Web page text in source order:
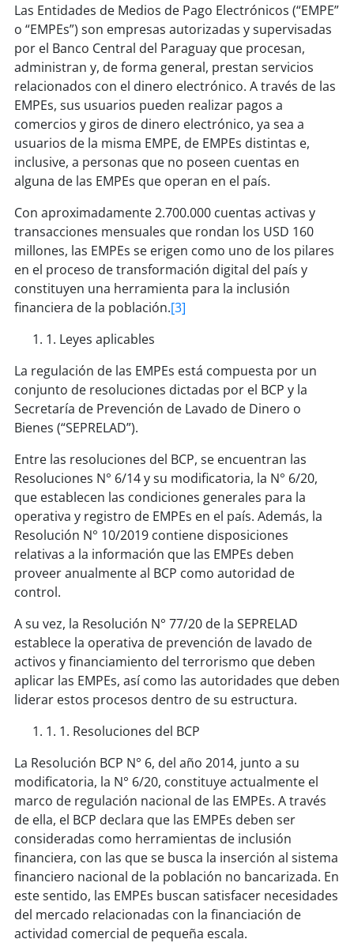
Las Entidades de Medios de Pago Electrónicos (“EMPE”
o “EMPEs”) son empresas autorizadas y supervisadas
por el Banco Central del Paraguay que procesan,
administran y, de forma general, prestan servicios
relacionados con el dinero electrónico. A través de las
EMPEs, sus usuarios pueden realizar pagos a
comercios y giros de dinero electrónico, ya sea a
usuarios de la misma EMPE, de EMPEs distintas e,
inclusive, a personas que no poseen cuentas en
alguna de las EMPEs que operan en el país.
Con aproximadamente 2.700.000 cuentas activas y
transacciones mensuales que rondan los USD 160
millones, las EMPEs se erigen como uno de los pilares
en el proceso de transformación digital del país y
constituyen una herramienta para la inclusión
financiera de la población.[3]
1. Leyes aplicables
La regulación de las EMPEs está compuesta por un
conjunto de resoluciones dictadas por el BCP y la
Secretaría de Prevención de Lavado de Dinero o
Bienes (“SEPRELAD”).
Entre las resoluciones del BCP, se encuentran las
Resoluciones N° 6/14 y su modificatoria, la N° 6/20,
que establecen las condiciones generales para la
operativa y registro de EMPEs en el país. Además, la
Resolución N° 10/2019 contiene disposiciones
relativas a la información que las EMPEs deben
proveer anualmente al BCP como autoridad de
control.
A su vez, la Resolución N° 77/20 de la SEPRELAD
establece la operativa de prevención de lavado de
activos y financiamiento del terrorismo que deben
aplicar las EMPEs, así como las autoridades que deben
liderar estos procesos dentro de su estructura.
1. 1. Resoluciones del BCP
La Resolución BCP N° 6, del año 2014, junto a su
modificatoria, la N° 6/20, constituye actualmente el
marco de regulación nacional de las EMPEs. A través
de ella, el BCP declara que las EMPEs deben ser
consideradas como herramientas de inclusión
financiera, con las que se busca la inserción al sistema
financiero nacional de la población no bancarizada. En
este sentido, las EMPEs buscan satisfacer necesidades
del mercado relacionadas con la financiación de
actividad comercial de pequeña escala.